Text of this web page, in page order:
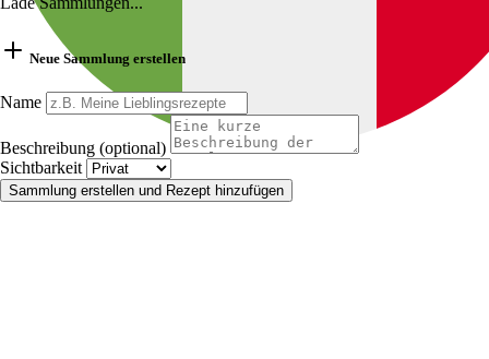
Neue Sammlung erstellen
Name
Beschreibung (optional)
Sichtbarkeit
Sammlung erstellen und Rezept hinzufügen